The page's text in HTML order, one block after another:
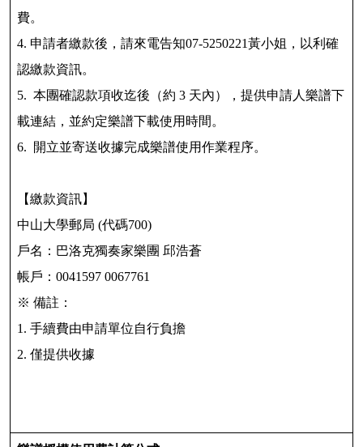
費。
4. 申請者繳款後，請來電告知07-5250221黃小姐，以利確
認繳款資訊。
5. 本團確認款項收迄後（約 3 天內），提供申請人樂譜下
載連結，並約定樂譜下載使用時間。
6. 開立並寄送收據完成樂譜使用作業程序。
【繳款資訊】
中山大學郵局 (代碼700)
戶名：巴洛克獨奏家樂團 邱浩蒼
帳戶：0041597 0067761
※ 備註：
1. 手續費由申請單位自行負擔
2. 僅提供收據